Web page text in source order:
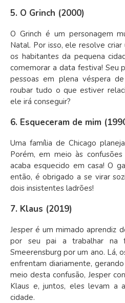
5. O Grinch (2000)
O Grinch é um personagem
Natal. Por isso, ele resolve
os habitantes da pequena
comemorar a data festiva! Seu
pessoas em plena véspera
roubar tudo o que estiver
ele irá conseguir?
6. Esqueceram de mim
Uma família de Chicago
Porém, em meio às
acaba esquecido em casa! O
então, é obrigado a se virar
dois insistentes ladrões!
7. Klaus (2019)
Jesper é um mimado aprendiz
por seu pai a trabalhar na
Smeerensburg por um ano. Lá,
enfrentam diariamente,
meio desta confusão, Jesper
Klaus e, juntos, eles levam a
cidade.